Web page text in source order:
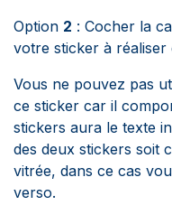
Option 2 : Cocher la
votre sticker à réaliser
Vous ne pouvez pas
ce sticker car il
stickers aura le texte
des deux stickers soit
vitrée, dans ce cas
verso.